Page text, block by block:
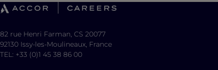
82 rue Henri Farman, CS 20077
92130 Issy-les-Moulineaux, France
TEL: +33 (0)1 45 38 86 00